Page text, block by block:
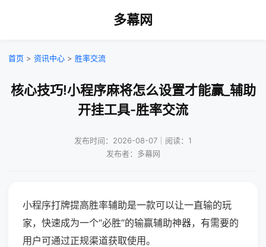
多幕网
首页 > 资讯中心 > 胜率交流
核心技巧!小程序麻将怎么设置才能赢_辅助
开挂工具-胜率交流
发布时间：2026-08-07｜阅读：1
发布者：多幕网
小程序打牌提高胜率辅助是一款可以让一直输的玩
家，快速成为一个“必胜”的输赢辅助神器，有需要的
用户可通过正规渠道获取使用。